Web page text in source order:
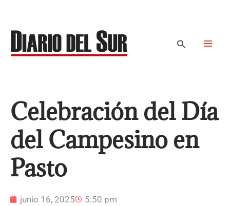
contenido
Buscar
Celebración del Día
del Campesino en
Pasto
junio 16, 2025 5:50 pm